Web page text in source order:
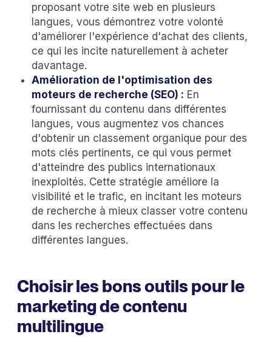
proposant votre site web en plusieurs
langues, vous démontrez votre volonté
d'améliorer l'expérience d'achat des clients,
ce qui les incite naturellement à acheter
davantage.
Amélioration de l'optimisation des
moteurs de recherche (SEO) : En
fournissant du contenu dans différentes
langues, vous augmentez vos chances
d'obtenir un classement organique pour des
mots clés pertinents, ce qui vous permet
d'atteindre des publics internationaux
inexploités. Cette stratégie améliore la
visibilité et le trafic, en incitant les moteurs
de recherche à mieux classer votre contenu
dans les recherches effectuées dans
différentes langues.
Choisir les bons outils pour le
marketing de contenu
multilingue